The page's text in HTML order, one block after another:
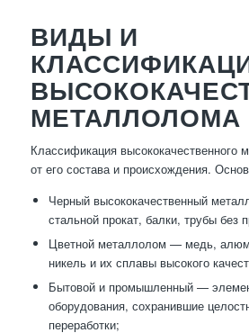
ВИДЫ И
МЕТАЛЛОЛОМА
Классификация высококачественного
от его состава и происхождения.
Черный высококачественный
стальной прокат, балки, трубы без
Цветной металлолом — медь,
никель и их сплавы высокого
Бытовой и промышленный —
оборудования, сохранившие
переработки;